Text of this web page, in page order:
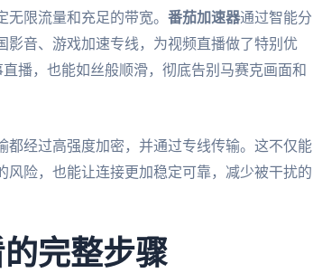
限流量和充足的带宽。 番茄加速器通过智能分
影音、游戏加速专线，为视频直播做了特别优
播，也能如丝般顺滑，彻底告别马赛克画面和
经过高强度加密，并通过专线传输。这不仅能
险，也能让连接更加稳定可靠，减少被干扰的
完整步骤